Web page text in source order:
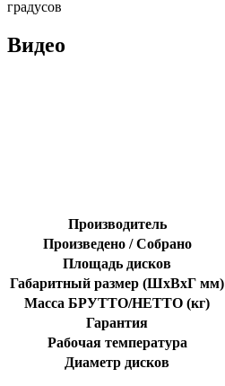
градусов
Видео
Производитель
Произведено / Собрано
Площадь дисков
Габаритный размер (ШхВхГ мм)
Масса БРУТТО/НЕТТО (кг)
Гарантия
Рабочая температура
Диаметр дисков